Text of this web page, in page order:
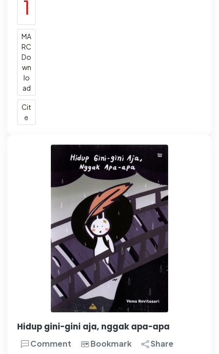
1
MA
RC
Do
wn
lo
ad
Cit
e
Hidup gini-gini aja, nggak apa-apa
Comment Bookmark Share